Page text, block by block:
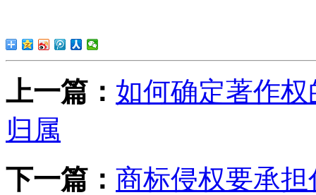
上一篇： 如何确定著作权
归属
下一篇： 商标侵权要承